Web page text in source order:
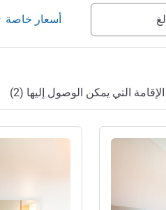
أسعار خاصة
الإقامة التي يمكن الوصول إليها (2)
راجع التفاصيل